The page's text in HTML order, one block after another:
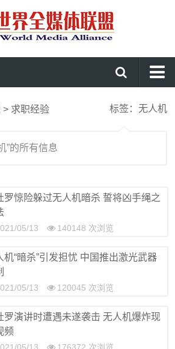
标签：无人机
> 求职经验
”的所有信息
罗惊险躲过无人机暗杀 誓将凶手绳之
05/13 140148 次浏览
机“暗杀”引发担忧 中国推出激光武器
05/13 120045 次浏览
罗演讲时遭遇未遂袭击 无人机爆炸现
频